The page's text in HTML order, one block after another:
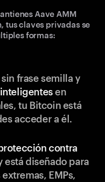
Aave AMM
tus claves privadas se
formas:
frase semilla y
en
tu Bitcoin está
acceder a él.
contra
está diseñado para
EMPs,